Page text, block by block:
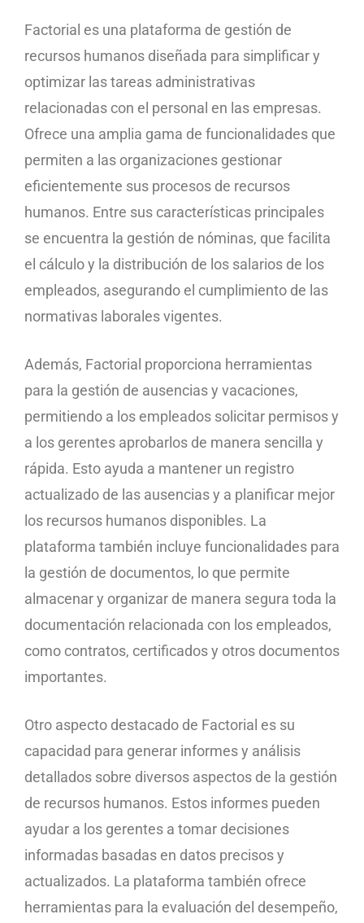
Factorial es una plataforma de gestión de
recursos humanos diseñada para simplificar y
optimizar las tareas administrativas
relacionadas con el personal en las empresas.
Ofrece una amplia gama de funcionalidades que
permiten a las organizaciones gestionar
eficientemente sus procesos de recursos
humanos. Entre sus características principales
se encuentra la gestión de nóminas, que facilita
el cálculo y la distribución de los salarios de los
empleados, asegurando el cumplimiento de las
normativas laborales vigentes.
Además, Factorial proporciona herramientas
para la gestión de ausencias y vacaciones,
permitiendo a los empleados solicitar permisos y
a los gerentes aprobarlos de manera sencilla y
rápida. Esto ayuda a mantener un registro
actualizado de las ausencias y a planificar mejor
los recursos humanos disponibles. La
plataforma también incluye funcionalidades para
la gestión de documentos, lo que permite
almacenar y organizar de manera segura toda la
documentación relacionada con los empleados,
como contratos, certificados y otros documentos
importantes.
Otro aspecto destacado de Factorial es su
capacidad para generar informes y análisis
detallados sobre diversos aspectos de la gestión
de recursos humanos. Estos informes pueden
ayudar a los gerentes a tomar decisiones
informadas basadas en datos precisos y
actualizados. La plataforma también ofrece
herramientas para la evaluación del desempeño,